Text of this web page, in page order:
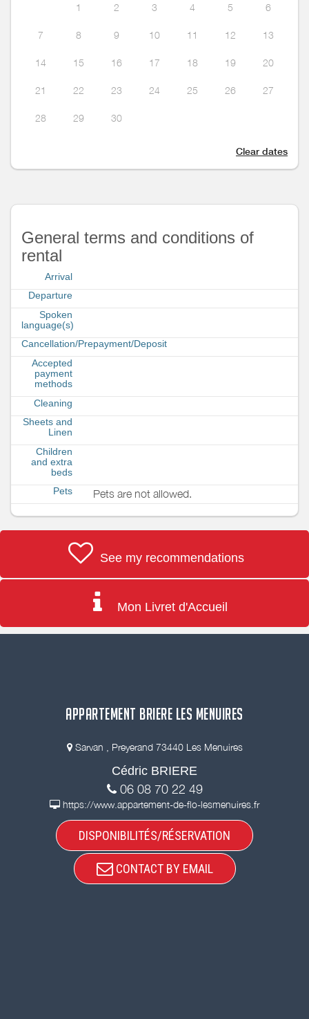
1 2 3 4 5 6
7 8 9 10 11 12 13
14 15 16 17 18 19 20
21 22 23 24 25 26 27
28 29 30
Clear dates
General terms and conditions of
rental
Arrival
Departure
Spoken
language(s)
Cancellation/Prepayment/Deposit
Accepted
payment
methods
Cleaning
Sheets and
Linen
Children
and extra
beds
Pets
Pets are not allowed.
See my recommendations
Mon Livret d'Accueil
APPARTEMENT BRIERE LES MENUIRES
Sarvan , Preyerand 73440 Les Menuires
Cédric BRIERE
06 08 70 22 49
https://www.appartement-de-flo-lesmenuires.fr
DISPONIBILITÉS/RÉSERVATION
CONTACT BY EMAIL